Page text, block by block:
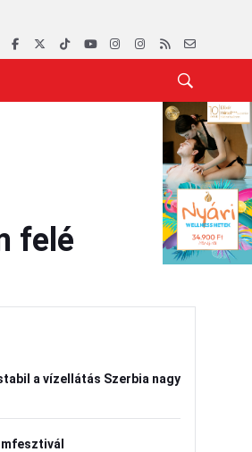
felé
a vízellátás Szerbia nagy